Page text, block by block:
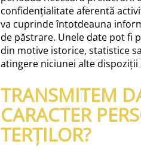
confidențialitate aferentă
va cuprinde întotdeauna
de păstrare. Unele date pot fi
din motive istorice, statistice
atingere niciunei alte
TRANSMITEM
CARACTER
TERȚILOR?